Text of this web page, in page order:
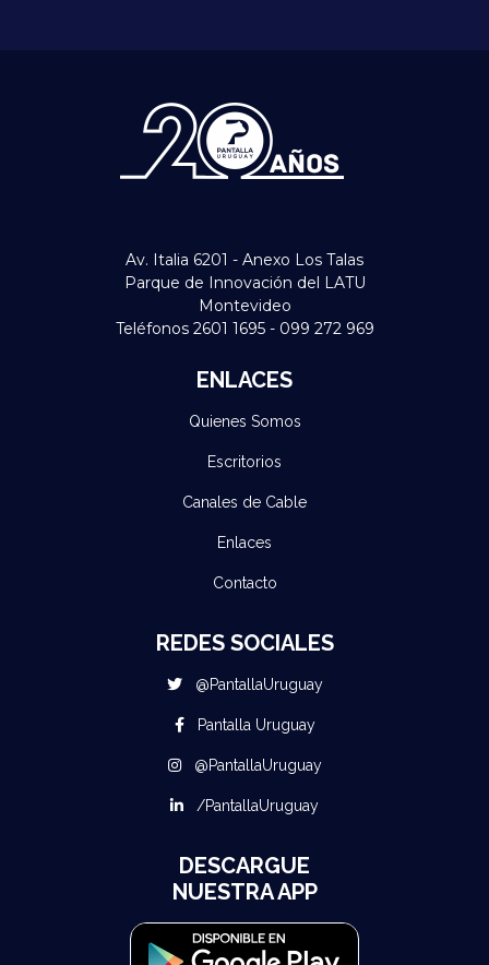
Av. Italia 6201 - Anexo Los Talas
Parque de Innovación del LATU
Montevideo
Teléfonos 2601 1695 - 099 272 969
ENLACES
Quienes Somos
Escritorios
Canales de Cable
Enlaces
Contacto
REDES SOCIALES
@PantallaUruguay
Pantalla Uruguay
@PantallaUruguay
/PantallaUruguay
DESCARGUE
NUESTRA APP